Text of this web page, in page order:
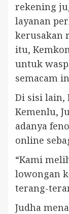
rekening
layanan
kerusakan
itu,
untuk
semacam
Di sisi lain,
Kemenlu,
adanya
online
“Kami
lowongan
terang-
Judha